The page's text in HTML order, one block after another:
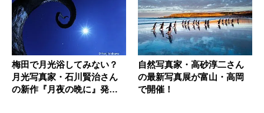
梅田で月光浴してみない？
月光写真家・石川賢治さん
の新作『月夜の晩に』発
自然写真家・高砂淳二さん
の最新写真展が富山・高岡
で開催！